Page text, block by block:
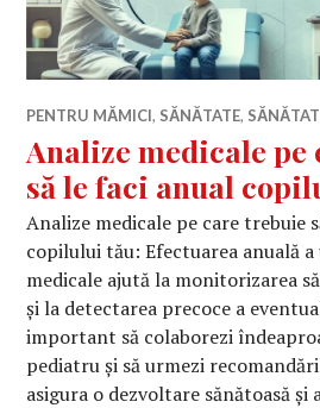
PENTRU MĂMICI, SĂNĂTATE,
Analize medicale
să le faci anual
Analize medicale pe care trebuie
copilului tău: Efectuarea anuală
medicale ajută la monitorizarea
și la detectarea precoce a
important să colaborezi
pediatru și să urmezi
asigura o dezvoltare sănătoasă și